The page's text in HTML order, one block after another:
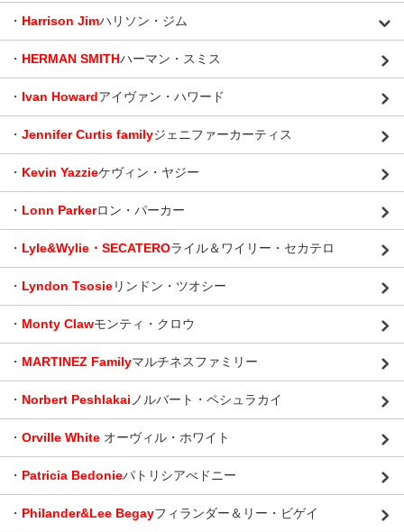
・ Harrison Jimハリソン・ジム
・ HERMAN SMITHハーマン・スミス
・ Ivan Howardアイヴァン・ハワード
・ Jennifer Curtis familyジェニファーカーティス
・ Kevin Yazzieケヴィン・ヤジー
・ Lonn Parkerロン・パーカー
・ Lyle&Wylie・SECATEROライル＆ワイリー・セカテロ
・ Lyndon Tsosieリンドン・ツオシー
・ Monty Clawモンティ・クロウ
・ MARTINEZ Familyマルチネスファミリー
・ Norbert Peshlakai ノルバート・ペシュラカイ
・ Orville White オーヴィル・ホワイト
・ Patricia Bedonieパトリシアべドニー
・ Philander&Lee Begayフィランダー＆リー・ビゲイ